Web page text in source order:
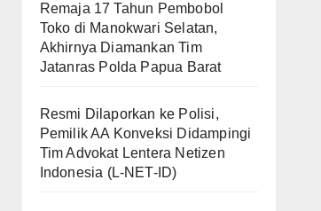
Remaja 17 Tahun Pembobol
Toko di Manokwari Selatan,
Akhirnya Diamankan Tim
Jatanras Polda Papua Barat
Resmi Dilaporkan ke Polisi,
Pemilik AA Konveksi Didampingi
Tim Advokat Lentera Netizen
Indonesia (L-NET-ID)